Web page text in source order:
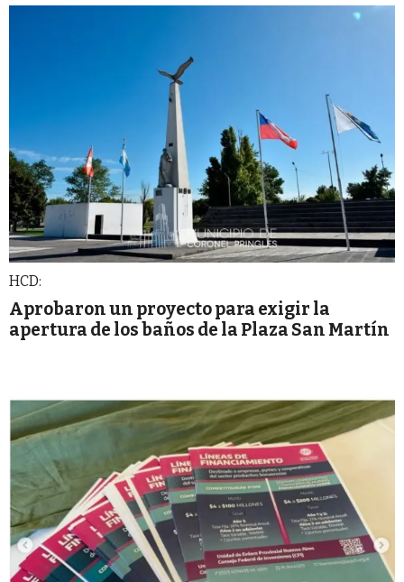
HCD:
Aprobaron un proyecto para exigir la
apertura de los baños de la Plaza San Martín